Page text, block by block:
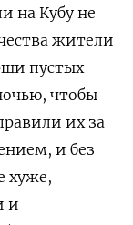
на Кубу не
жители
пустых
чтобы
их за
и без
хуже,
и